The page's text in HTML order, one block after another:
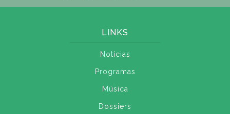
LINKS
Notícias
Programas
Música
Dossiers